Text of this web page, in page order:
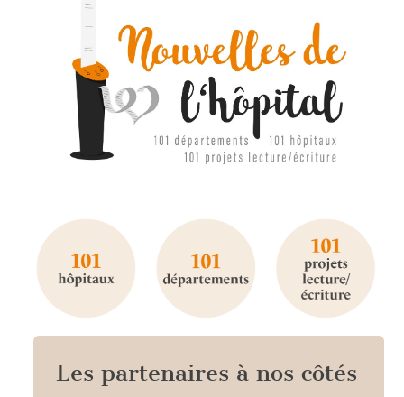
Les partenaires à nos côtés